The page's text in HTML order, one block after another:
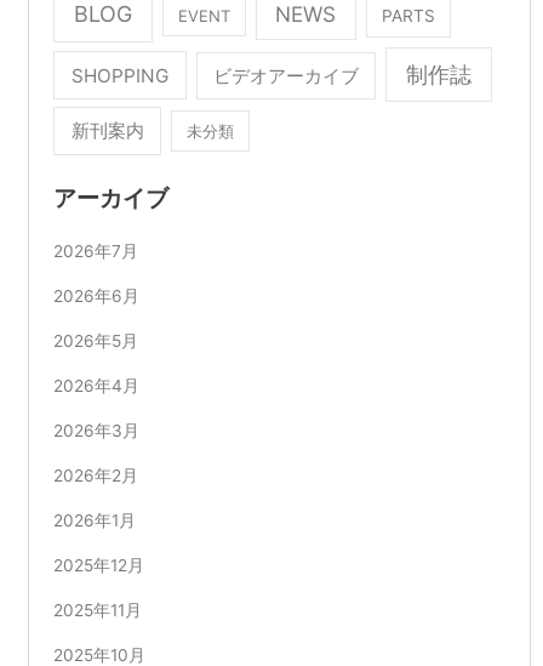
BLOG EVENT NEWS PARTS
SHOPPING ビデオアーカイブ 制作誌
新刊案内 未分類
アーカイブ
2026年7月
2026年6月
2026年5月
2026年4月
2026年3月
2026年2月
2026年1月
2025年12月
2025年11月
2025年10月